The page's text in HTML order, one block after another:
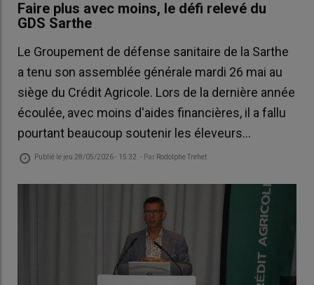
Faire plus avec moins, le défi relevé du
GDS Sarthe
Le Groupement de défense sanitaire de la Sarthe
a tenu son assemblée générale mardi 26 mai au
siège du Crédit Agricole. Lors de la dernière année
écoulée, avec moins d'aides financières, il a fallu
pourtant beaucoup soutenir les éleveurs...
Publié le jeu 28/05/2026 - 15:32 - Par Rodolphe Trehet